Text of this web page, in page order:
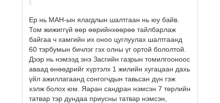
Ер нь МАН-ын ялагдлын шалтгаан нь юу байв.
Том жижиггүй өөр өөрийнхөөрөө тайлбарлаж
байгаа ч хамгийн их оноо цуглуулах шалтгаанд
60 тэрбумын бичлэг гэх олны үг ортой бололтой.
Дээр нь нэмээд энэ Засгийн газрын томилгооноос
аваад өнөөдрийг хүртэлх 1 жилийн хугацаан дахь
үйл ажиллагаанд сонгогчдын тавьсан дүн гэж
хэлж болох юм. Яаран сандран нэмсэн 7 төрлийн
татвар тэр дундаа приусны татвар нэмсэн,